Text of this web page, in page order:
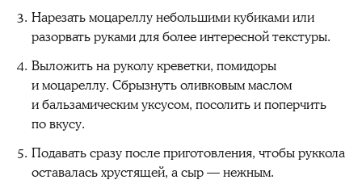
Нарезать моцареллу небольшими кубиками или
разорвать руками для более интересной текстуры.
Выложить на руколу креветки, помидоры
и моцареллу. Сбрызнуть оливковым маслом
и бальзамическим уксусом, посолить и поперчить
по вкусу.
Подавать сразу после приготовления, чтобы руккола
оставалась хрустящей, а сыр — нежным.